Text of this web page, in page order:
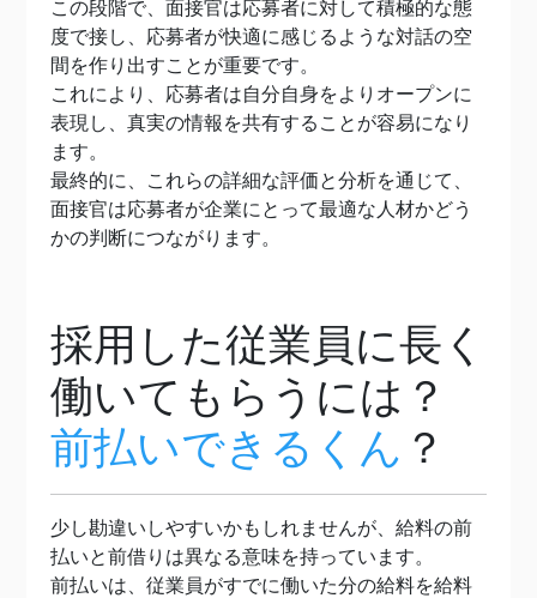
この段階で、面接官は応募者に対して積極的な態
度で接し、応募者が快適に感じるような対話の空
間を作り出すことが重要です。
これにより、応募者は自分自身をよりオープンに
表現し、真実の情報を共有することが容易になり
ます。
最終的に、これらの詳細な評価と分析を通じて、
面接官は応募者が企業にとって最適な人材かどう
かの判断につながります。
採用した従業員に長く
働いてもらうには？
前払いできるくん ？
少し勘違いしやすいかもしれませんが、給料の前
払いと前借りは異なる意味を持っています。
前払いは、従業員がすでに働いた分の給料を給料